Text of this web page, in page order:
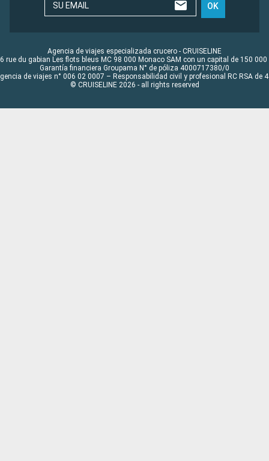
SU EMAIL OK
Agencia de viajes especializada crucero - CRUISELINE
rue du gabian Les flots bleus MC 98 000 Monaco SAM con un capital de 150 000
Garantía financiera Groupama N° de póliza 4000717380/0
de viajes n° 006 02 0007 – Responsabilidad civil y profesional RC RSA de
© CRUISELINE 2026 - all rights reserved